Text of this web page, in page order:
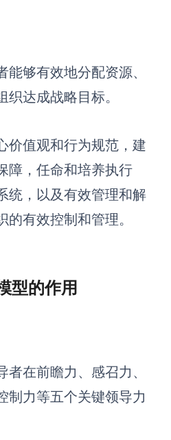
够有效地分配资源、
达成战略目标。
价值观和行为规范，建
障，任命和培养执行
统，以及有效管理和解
有效控制和管理。
型的作用
在前瞻力、感召力、
制力等五个关键领导力